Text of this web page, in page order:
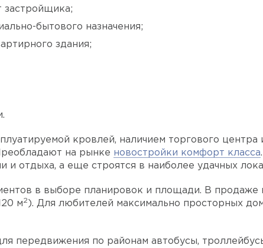
застройщика;
бытового назначения;
здания;
кровлей, наличием торгового
на рынке новостройки комфорт класса
отдыха, а еще строятся в наиболее удачных
в выборе планировок и площади. В продаже
м2 ). Для любителей максимально просторных
передвижения по районам автобусы,